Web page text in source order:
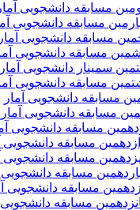
مسابقه دانشجویی آمار
مسابقه دانشجویی
مسابقه دانشجویی آمار
مسابقه دانشجویی آمار
سمینار دانشجویی آمار
مسابقه دانشجویی آمار
مسابقه دانشجویی آمار
مسابقه دانشجویی آمار
مسابقه دانشجویی
مسابقه دانشجویی
مسابقه دانشجویی
مسابقه دانشجویی
مسابقه دانشجویی
مسابقه دانشجویی